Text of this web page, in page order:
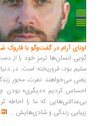
آرام در گفت‌وگو با فاروک شهیچ‭
انسان‌ها ترمزِ خود را از دست
بود، فروریخته است. در دنیای
می‌خواهند نفرت، محورِ
کردیم «دیگری» بودن چه
که ما را احاطه
زندگی و شادی‌هایش...